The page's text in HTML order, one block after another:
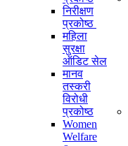
निरीक्षण
प्रकोष्ठ
महिला
सुरक्षा
ऑडिट सेल
मानव
तस्करी
विरोधी
प्रकोष्ठ
Women
Welfare